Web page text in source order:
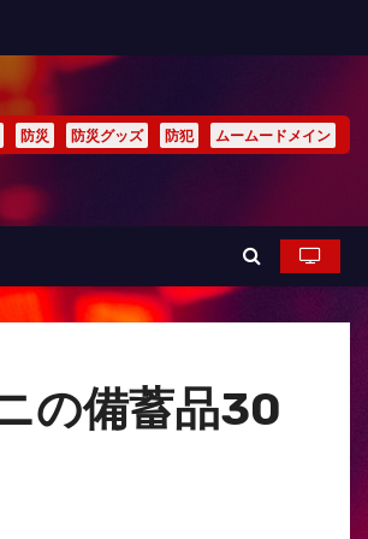
防災 防災グッズ 防犯 ムームードメイン
の備蓄品30